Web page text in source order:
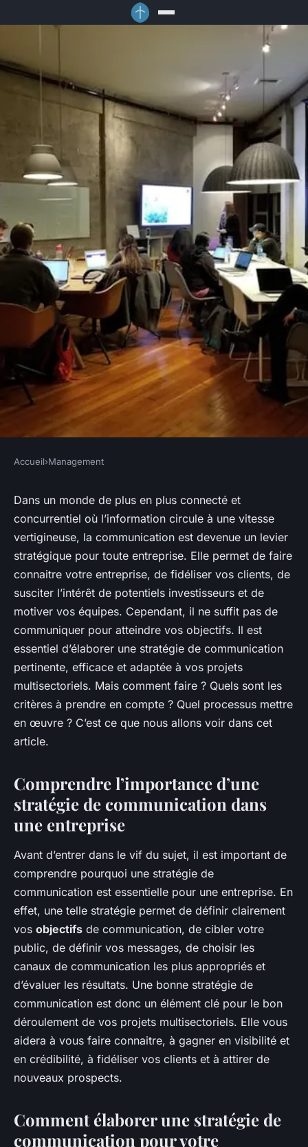
MANAGEMENT
Comment élaborer des
stratégies de communication
efficaces pour des projets
multisectoriels ?
12 février 2024
Accueil›Management
Dans un monde de plus en plus connecté et
concurrentiel où l’information circule à une vitesse
vertigineuse, la communication est devenue un levier
stratégique pour toute entreprise. Elle permet de faire
connaitre votre entreprise, de fidéliser vos clients, de
susciter l’intérêt de potentiels investisseurs et de
motiver vos équipes. Cependant, il ne suffit pas de
communiquer pour atteindre vos objectifs. Il est
essentiel d’élaborer une stratégie de communication
pertinente, efficace et adaptée à vos projets
multisectoriels. Mais comment faire ? Quels sont les
critères à prendre en compte ? Quel processus mettre
en œuvre ? C’est ce que nous allons voir dans cet
article.
Comprendre l’importance d’une
stratégie de communication dans
une entreprise
Avant d’entrer dans le vif du sujet, il est important de
comprendre pourquoi une stratégie de
communication est essentielle pour une entreprise. En
effet, une telle stratégie permet de définir clairement
vos objectifs de communication, de cibler votre
public, de définir vos messages, de choisir les
canaux de communication les plus appropriés et
d’évaluer les résultats. Une bonne stratégie de
communication est donc un élément clé pour le bon
déroulement de vos projets multisectoriels. Elle vous
aidera à vous faire connaitre, à gagner en visibilité et
en crédibilité, à fidéliser vos clients et à attirer de
nouveaux prospects.
Comment élaborer une stratégie de
communication pour votre